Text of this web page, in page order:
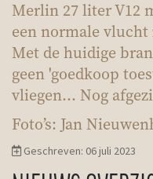
Merlin 27 liter V12
een normale vlucht
Met de huidige
geen 'goedkoop
vliegen… Nog
Foto’s: Jan
Geschreven: 06 juli 2023